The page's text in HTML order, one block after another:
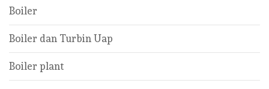
Boiler
Boiler dan Turbin Uap
Boiler plant